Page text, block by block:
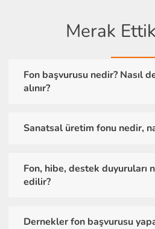
Merak
Fon başvurusu nedir? Nasıl
alınır?
Sanatsal üretim fonu nedir,
Fon, hibe, destek duyuruları
edilir?
Dernekler fon başvurusu